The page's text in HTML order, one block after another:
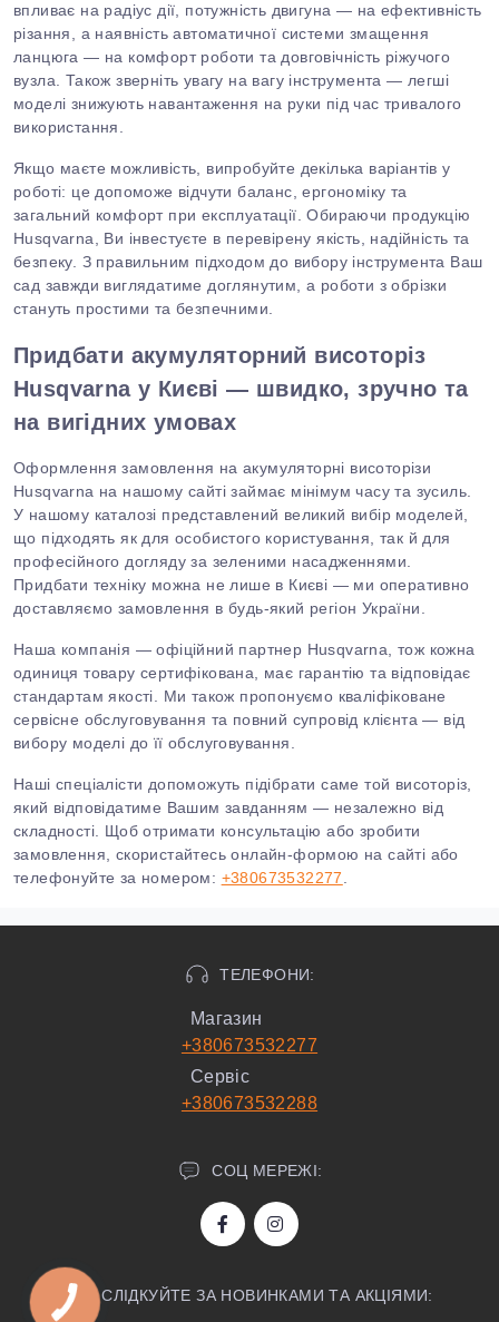
впливає на радіус дії, потужність двигуна — на ефективність
різання, а наявність автоматичної системи змащення
ланцюга — на комфорт роботи та довговічність ріжучого
вузла. Також зверніть увагу на вагу інструмента — легші
моделі знижують навантаження на руки під час тривалого
використання.
Якщо маєте можливість, випробуйте декілька варіантів у
роботі: це допоможе відчути баланс, ергономіку та
загальний комфорт при експлуатації. Обираючи продукцію
Husqvarna, Ви інвестуєте в перевірену якість, надійність та
безпеку. З правильним підходом до вибору інструмента Ваш
сад завжди виглядатиме доглянутим, а роботи з обрізки
стануть простими та безпечними.
Придбати акумуляторний висоторіз
Husqvarna у Києві — швидко, зручно та
на вигідних умовах
Оформлення замовлення на акумуляторні висоторізи
Husqvarna на нашому сайті займає мінімум часу та зусиль.
У нашому каталозі представлений великий вибір моделей,
що підходять як для особистого користування, так й для
професійного догляду за зеленими насадженнями.
Придбати техніку можна не лише в Києві — ми оперативно
доставляємо замовлення в будь-який регіон України.
Наша компанія — офіційний партнер Husqvarna, тож кожна
одиниця товару сертифікована, має гарантію та відповідає
стандартам якості. Ми також пропонуємо кваліфіковане
сервісне обслуговування та повний супровід клієнта — від
вибору моделі до її обслуговування.
Наші спеціалісти допоможуть підібрати саме той висоторіз,
який відповідатиме Вашим завданням — незалежно від
складності. Щоб отримати консультацію або зробити
замовлення, скористайтесь онлайн-формою на сайті або
телефонуйте за номером: +380673532277
ТЕЛЕФОНИ:
Магазин
+380673532277
Сервіс
+380673532288
СОЦ МЕРЕЖІ:
СЛІДКУЙТЕ ЗА НОВИНКАМИ ТА АКЦІЯМИ: